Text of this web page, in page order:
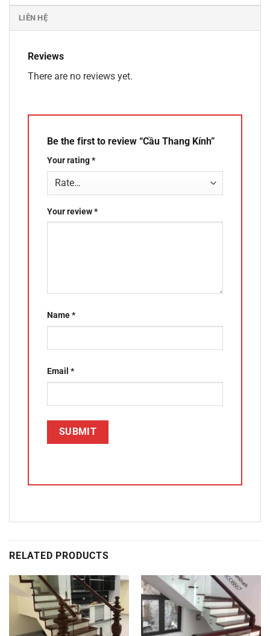
LIÊN HỆ
Reviews
There are no reviews yet.
Be the first to review “Cầu Thang Kính”
Your rating*
Your review*
Name*
Email *
RELATED PRODUCTS